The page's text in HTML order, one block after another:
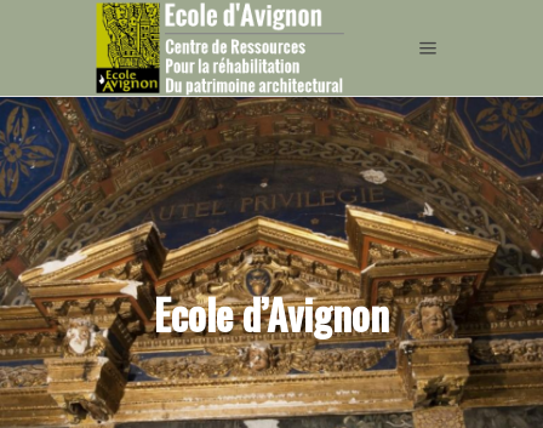
Ecole d’Avignon